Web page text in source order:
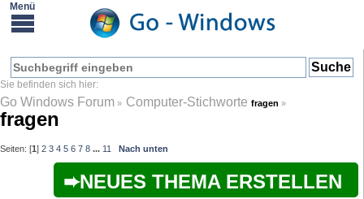
Go Windows Forum » Computer-Stichwortefragen »
fragen
Seiten: [1] 2 3 4 5 6 7 8 ... 11 Nach unten
NEUES THEMA ERSTELLEN